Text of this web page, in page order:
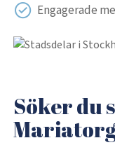
Engagerade
Söker du